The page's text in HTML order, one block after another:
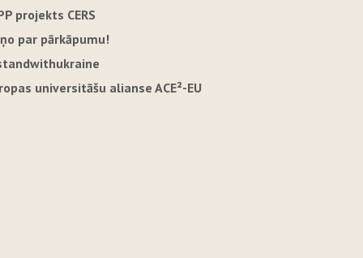
projekts CERS
par pārkāpumu!
universitāšu alianse ACE²-EU